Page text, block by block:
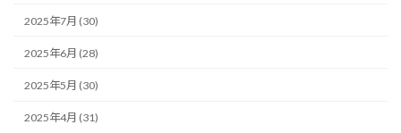
2025年7月 (30)
2025年6月 (28)
2025年5月 (30)
2025年4月 (31)